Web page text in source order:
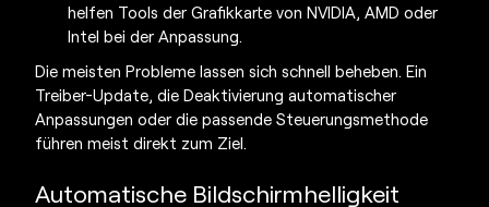
helfen Tools der Grafikkarte von NVIDIA, AMD oder
Intel bei der Anpassung.
Die meisten Probleme lassen sich schnell beheben. Ein
Treiber-Update, die Deaktivierung automatischer
Anpassungen oder die passende Steuerungsmethode
führen meist direkt zum Ziel.
Automatische Bildschirmhelligkeit